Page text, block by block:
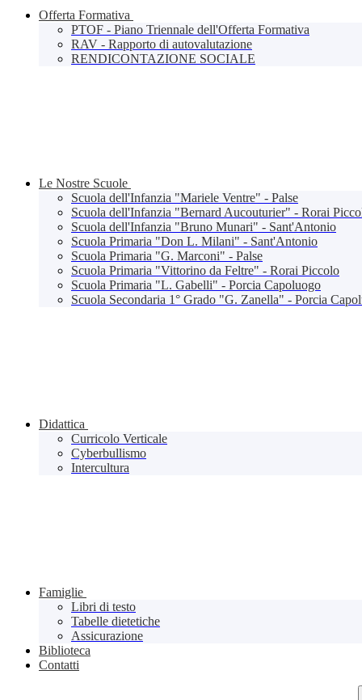
Offerta Formativa
PTOF - Piano Triennale dell'Offerta Formativa
RAV - Rapporto di autovalutazione
RENDICONTAZIONE SOCIALE
Le Nostre Scuole
Scuola dell'Infanzia "Mariele Ventre" - Palse
Scuola dell'Infanzia "Bernard Aucouturier" - Rorai
Scuola dell'Infanzia "Bruno Munari" - Sant'Antonio
Scuola Primaria "Don L. Milani" - Sant'Antonio
Scuola Primaria "G. Marconi" - Palse
Scuola Primaria "Vittorino da Feltre" - Rorai Piccolo
Scuola Primaria "L. Gabelli" - Porcia Capoluogo
Scuola Secondaria 1° Grado "G. Zanella" - Porcia
Didattica
Curricolo Verticale
Cyberbullismo
Intercultura
Famiglie
Libri di testo
Tabelle dietetiche
Assicurazione
Biblioteca
Contatti